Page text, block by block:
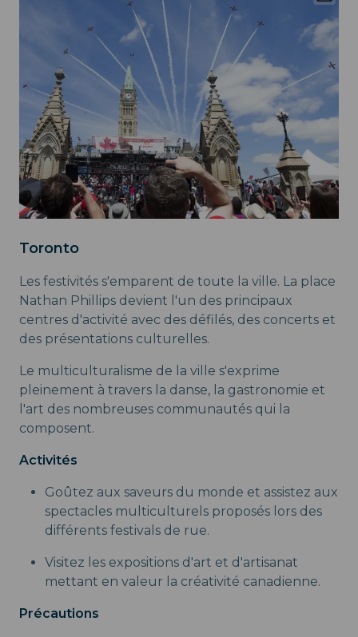
Toronto
Les festivités s'emparent de toute la ville. La place
Nathan Phillips devient l'un des principaux
centres d'activité avec des défilés, des concerts et
des présentations culturelles.
Le multiculturalisme de la ville s'exprime
pleinement à travers la danse, la gastronomie et
l'art des nombreuses communautés qui la
composent.
Activités
Goûtez aux saveurs du monde et assistez aux
spectacles multiculturels proposés lors des
différents festivals de rue.
Visitez les expositions d'art et d'artisanat
mettant en valeur la créativité canadienne.
Précautions